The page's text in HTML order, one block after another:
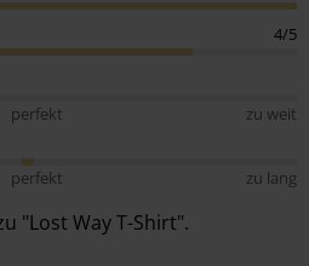
4/5
perfekt
zu weit
perfekt zu lang
"Lost Way T-Shirt".